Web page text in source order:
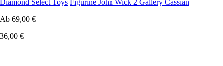
Diamond Select Toys Figurine John Wick 2 Gallery Cassian
Ab 69,00 €
36,00 €